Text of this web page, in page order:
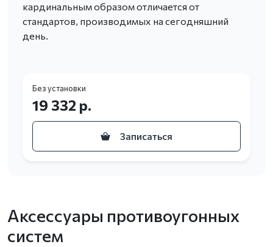
кардинальным образом отличается от
стандартов, производимых на сегодняшний
день.
Без установки
19 332 р.
Записаться
Аксессуары противоугонных
систем